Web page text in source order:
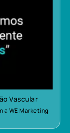
Vascular
a WE Marketing